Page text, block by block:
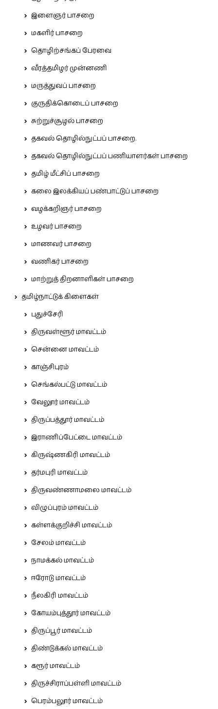
இளைஞர் பாசறை
மகளிர் பாசறை
தொழிற்சங்கப் பேரவை
வீரத்தமிழர் முன்னணி
மருத்துவப் பாசறை
குருதிக்கொடைப் பாசறை
சுற்றுச்சூழல் பாசறை
தகவல் தொழில்நுட்பப் பாசறை.
தகவல் தொழில்நுட்பப் பணியாளர்கள் பாசறை
தமிழ் மீட்சிப் பாசறை
கலை இலக்கியப் பண்பாட்டுப் பாசறை
வழக்கறிஞர் பாசறை
உழவர் பாசறை
மாணவர் பாசறை
வணிகர் பாசறை
மாற்றுத் திறனாளிகள் பாசறை
தமிழ்நாட்டுக் கிளைகள்
புதுச்சேரி
திருவள்ளூர் மாவட்டம்
சென்னை மாவட்டம்
காஞ்சிபுரம்
செங்கல்பட்டு மாவட்டம்
வேலூர் மாவட்டம்
திருப்பத்தூர் மாவட்டம்
இராணிப்பேட்டை மாவட்டம்
கிருஷ்ணகிரி மாவட்டம்
தர்மபுரி மாவட்டம்
திருவண்ணாமலை மாவட்டம்
விழுப்புரம் மாவட்டம்
கள்ளக்குறிச்சி மாவட்டம்
சேலம் மாவட்டம்
நாமக்கல் மாவட்டம்
ஈரோடு மாவட்டம்
நீலகிரி மாவட்டம்
கோயம்புத்தூர் மாவட்டம்
திருப்பூர் மாவட்டம்
திண்டுக்கல் மாவட்டம்
கரூர் மாவட்டம்
திருச்சிராப்பள்ளி மாவட்டம்
பெரம்பலூர் மாவட்டம்